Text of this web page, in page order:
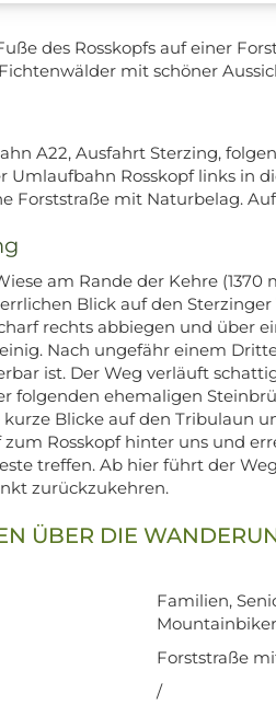
des Rosskopfs auf einer
mit schöner
A22, Ausfahrt Sterzing,
Umlaufbahn Rosskopf links in
Forststraße mit Naturbelag.
am Rande der Kehre
Blick auf den
rechts abbiegen und über
Nach ungefähr einem
ist. Der Weg verläuft
folgenden ehemaligen
Blicke auf den Tribulaun
Rosskopf hinter uns und
treffen. Ab hier führt der
zurückzukehren.
ÜBER DIE
Familien,
Mountainbiker
Forststraße
/